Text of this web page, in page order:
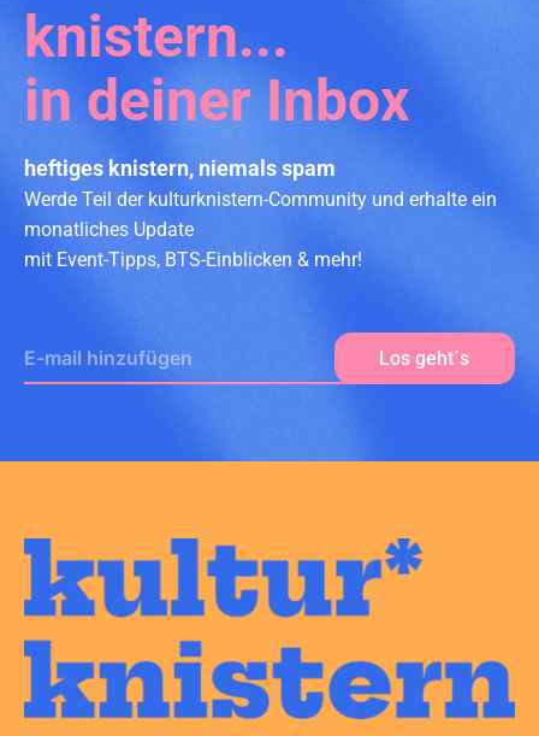
knistern...
in deiner Inbox
heftiges knistern, niemals spam
Werde Teil der kulturknistern-Community und erhalte ein
monatliches Update
mit Event-Tipps, BTS-Einblicken & mehr!
E-Mail
Los geht´s